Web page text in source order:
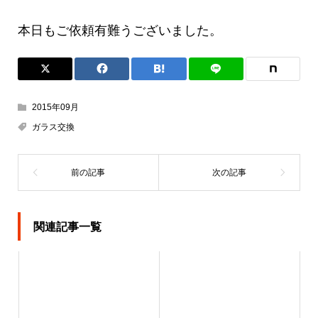
本日もご依頼有難うございました。
2015年09月
ガラス交換
関連記事一覧